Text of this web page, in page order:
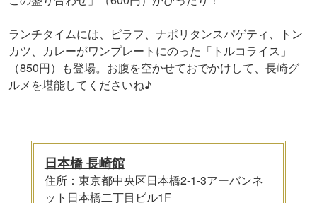
ランチタイムには、ピラフ、ナポリタンスパゲティ、トン
カツ、カレーがワンプレートにのった「トルコライス」
（850円）も登場。お腹を空かせておでかけして、長崎グ
ルメを堪能してくださいね♪
日本橋 長崎館
住所：東京都中央区日本橋2-1-3アーバンネ
ット日本橋二丁目ビル1F